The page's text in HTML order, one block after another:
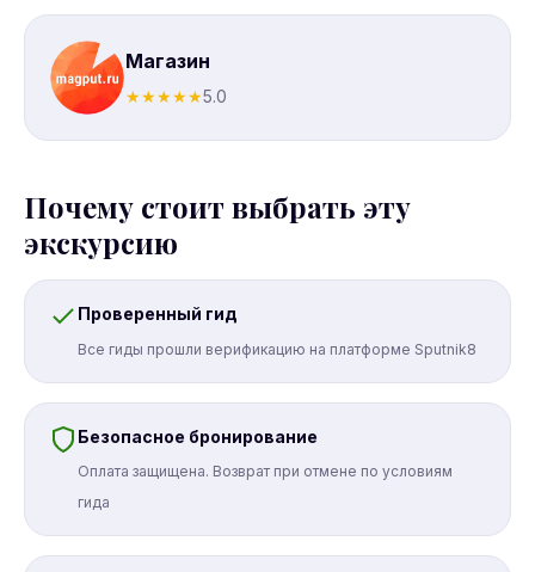
Магазин
★★★★★5.0
Почему стоит выбрать эту
экскурсию
Проверенный гид
Все гиды прошли верификацию на платформе Sputnik8
Безопасное бронирование
Оплата защищена. Возврат при отмене по условиям
гида